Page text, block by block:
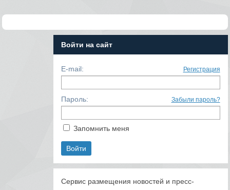
Войти на сайт
E-mail: Регистрация
Пароль: Забыли пароль?
Запомнить меня
Сервис размещения новостей и пресс-